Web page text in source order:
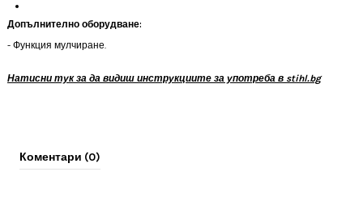
Допълнително оборудване:
- Функция мулчиране.
Натисни тук за да видиш инструкциите за употреба в stihl.bg
Коментари (0)